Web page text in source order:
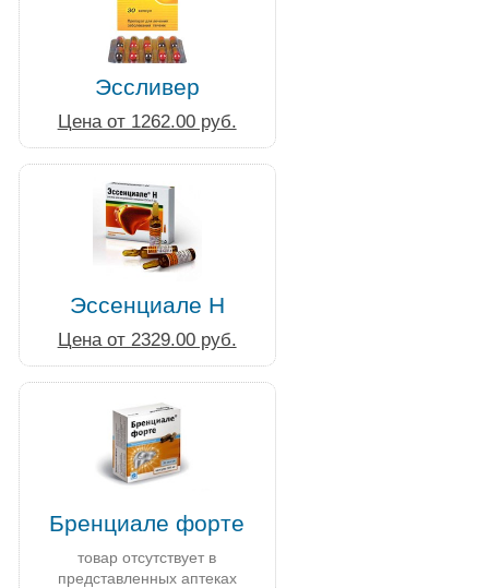
Эссливер
Цена от 1262.00 руб.
Эссенциале Н
Цена от 2329.00 руб.
Бренциале форте
товар отсутствует в
представленных аптеках